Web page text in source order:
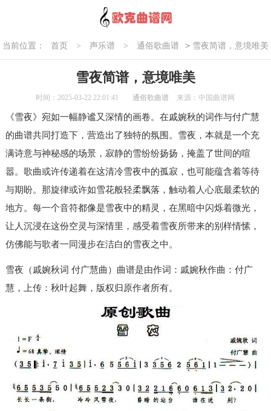
当前位置： 首页 > 声乐谱 > 通俗歌曲谱 > 雪夜简谱，意境唯美
雪夜简谱，意境唯美
时间：2025-03-22 22:01:41 通俗歌曲谱 来源：中国曲谱网
《雪夜》宛如一幅静谧又深情的画卷。在戚婉秋的词作与付广慧
的曲谱共同打造下，营造出了独特的氛围。雪夜，本就是一个充
满诗意与神秘感的场景，寂静的雪纷纷扬扬，掩盖了世间的喧
嚣。歌曲或许传递着在这清冷雪夜中的孤寂，也可能蕴含着等待
与期盼。那旋律或许如雪花般轻柔飘落，触动着人心底最柔软的
地方。每一个音符都像是雪夜中的精灵，在黑暗中闪烁着微光，
让人沉浸在这份空灵与深情里，感受着雪夜所带来的别样情愫，
仿佛能与歌者一同漫步在洁白的雪夜之中。
雪夜（戚婉秋词 付广慧曲）曲谱是由作词：戚婉秋作曲：付广
慧，上传：秋叶起舞，版权归原作者所有。